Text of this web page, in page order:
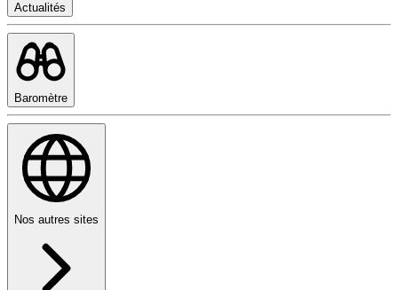
Actualités
Baromètre
Nos autres sites